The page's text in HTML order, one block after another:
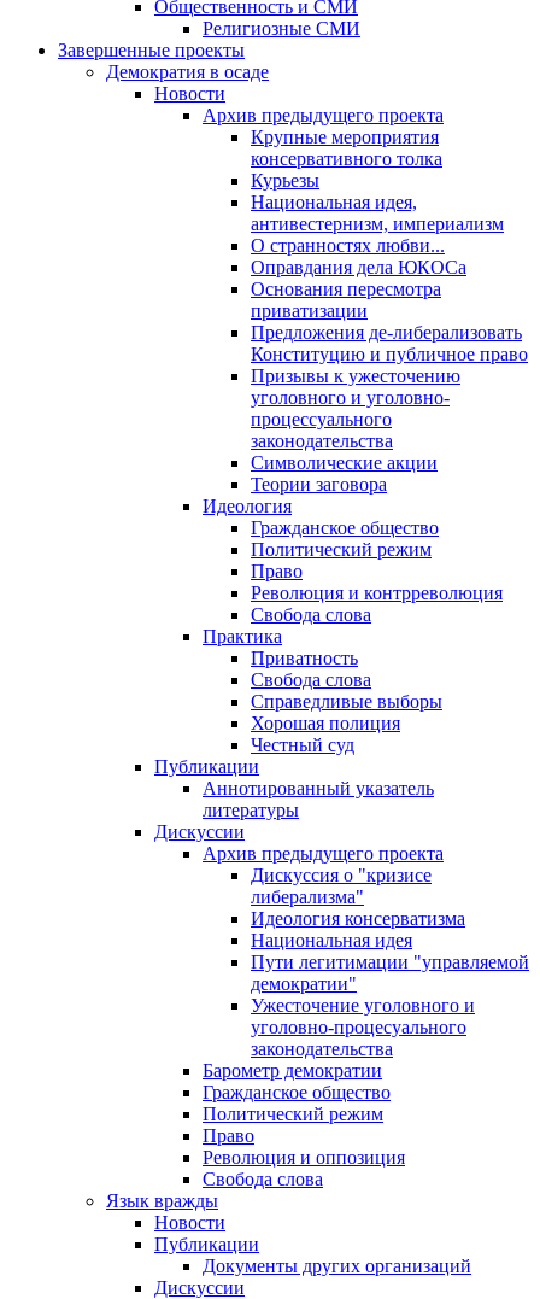
Общественность и СМИ
Религиозные СМИ
Завершенные проекты
Демократия в осаде
Новости
Архив предыдущего проекта
Крупные мероприятия
консервативного толка
Курьезы
Национальная идея,
антивестернизм, империализм
О странностях любви...
Оправдания дела ЮКОСа
Основания пересмотра
приватизации
Предложения де-либерализовать
Конституцию и публичное право
Призывы к ужесточению
уголовного и уголовно-
процессуального
законодательства
Символические акции
Теории заговора
Идеология
Гражданское общество
Политический режим
Право
Революция и контрреволюция
Свобода слова
Практика
Приватность
Свобода слова
Справедливые выборы
Хорошая полиция
Честный суд
Публикации
Аннотированный указатель
литературы
Дискуссии
Архив предыдущего проекта
Дискуссия о "кризисе
либерализма"
Идеология консерватизма
Национальная идея
Пути легитимации "управляемой
демократии"
Ужесточение уголовного и
уголовно-процесуального
законодательства
Барометр демократии
Гражданское общество
Политический режим
Право
Революция и оппозиция
Свобода слова
Язык вражды
Новости
Публикации
Документы других организаций
Дискуссии